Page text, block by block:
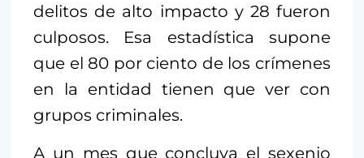
delitos de alto impacto y 28 fueron
culposos. Esa estadística supone
que el 80 por ciento de los crímenes
en la entidad tienen que ver con
grupos criminales.
A un mes que concluya el sexenio